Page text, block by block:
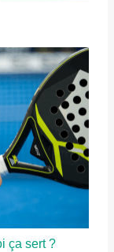
ça sert ?